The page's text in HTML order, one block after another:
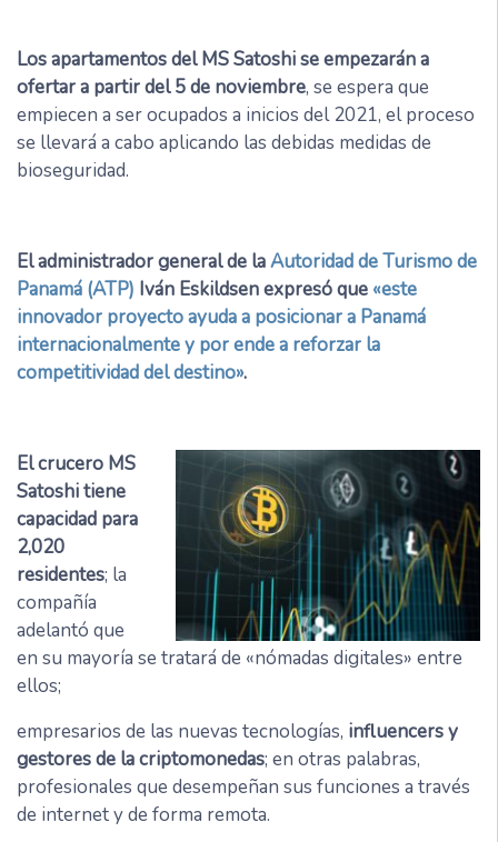
Los apartamentos del MS Satoshi se empezarán a
ofertar a partir del 5 de noviembre, se espera que
empiecen a ser ocupados a inicios del 2021, el proceso
se llevará a cabo aplicando las debidas medidas de
bioseguridad.
El administrador general de laAutoridad de Turismo de
Panamá (ATP) Iván Eskildsen expresó que «este
innovador proyecto ayuda a posicionar a Panamá
internacionalmente y por ende a reforzar la
competitividad del destino».
El crucero MS
Satoshi tiene
capacidad para
2,020
residentes; la
compañía
adelantó que
en su mayoría se tratará de «nómadas digitales» entre
ellos;
empresarios de las nuevas tecnologías, influencers y
gestores de la criptomonedas; en otras palabras,
profesionales que desempeñan sus funciones a través
de internet y de forma remota.